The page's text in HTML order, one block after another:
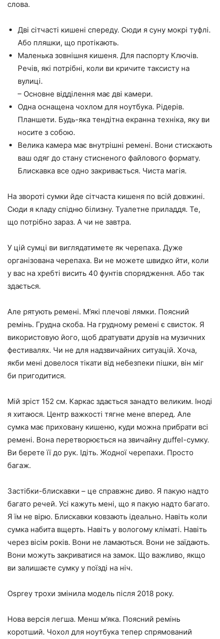
слова.
Дві сітчасті кишені спереду. Сюди я суну мокрі туфлі.
Або пляшки, що протікають.
Маленька зовнішня кишеня. Для паспорту Ключів.
Речів, які потрібні, коли ви кричите таксисту на
вулиці.
– Основне відділення має дві камери.
Одна оснащена чохлом для ноутбука. Рідерів.
Планшети. Будь-яка тендітна екранна техніка, яку ви
носите з собою.
Велика камера має внутрішні ремені. Вони стискають
ваш одяг до стану стисненого файлового формату.
Блискавка все одно закривається. Чиста магія.
На звороті сумки йде сітчаста кишеня по всій довжині.
Сюди я кладу спідню білизну. Туалетне приладдя. Те,
що потрібно зараз. А чи не завтра.
У цій сумці ви виглядатимете як черепаха. Дуже
організована черепаха. Ви не можете швидко йти, коли
у вас на хребті висить 40 фунтів спорядження. Або так
здається.
Але рятують ремені. М’які плечові лямки. Поясний
ремінь. Грудна скоба. На грудному ремені є свисток. Я
використовую його, щоб дратувати друзів на музичних
фестивалях. Чи не для надзвичайних ситуацій. Хоча,
якби мені довелося тікати від небезпеки пішки, він міг
би пригодитися.
Мій зріст 152 см. Каркас здається занадто великим. Іноді
я хитаюся. Центр важкості тягне мене вперед. Але
сумка має приховану кишеню, куди можна прибрати всі
ремені. Вона перетворюється на звичайну дuffel-сумку.
Ви берете її до рук. Ідіть. Жодної черепахи. Просто
багаж.
Застібки-блискавки – це справжнє диво. Я пакую надто
багато речей. Усі кажуть мені, що я пакую надто багато.
Я їм не вірю. Блискавки ковзають ідеально. Навіть коли
сумка набита вщерть. Навіть у вологому кліматі. Навіть
через вісім років. Вони не ламаються. Вони не заїдають.
Вони можуть закриватися на замок. Що важливо, якщо
ви залишаєте сумку у поїзді на ніч.
Osprey трохи змінила модель після 2018 року.
Нова версія легша. Менш м’яка. Поясний ремінь
коротший. Чохол для ноутбука тепер спрямований